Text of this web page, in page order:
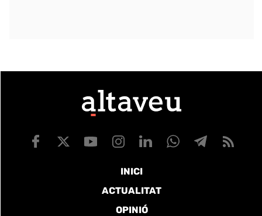
INICI
ACTUALITAT
OPINIÓ